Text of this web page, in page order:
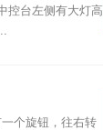
控台左侧有大灯高
个旋钮，往右转